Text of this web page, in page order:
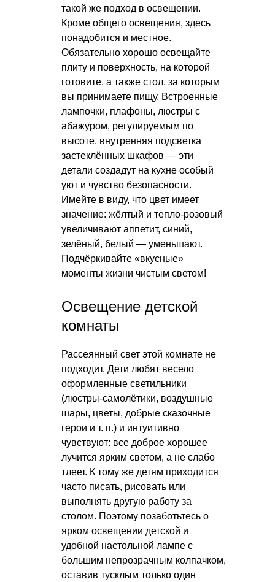
такой же подход в освещении.
Кроме общего освещения, здесь
понадобится и местное.
Обязательно хорошо освещайте
плиту и поверхность, на которой
готовите, а также стол, за которым
вы принимаете пищу. Встроенные
лампочки, плафоны, люстры с
абажуром, регулируемым по
высоте, внутренняя подсветка
застеклённых шкафов — эти
детали создадут на кухне особый
уют и чувство безопасности.
Имейте в виду, что цвет имеет
значение: жёлтый и тепло-розовый
увеличивают аппетит, синий,
зелёный, белый — уменьшают.
Подчёркивайте «вкусные»
моменты жизни чистым светом!
Освещение детской
комнаты
Рассеянный свет этой комнате не
подходит. Дети любят весело
оформленные светильники
(люстры-самолётики, воздушные
шары, цветы, добрые сказочные
герои и т. п.) и интуитивно
чувствуют: все доброе хорошее
лучится ярким светом, а не слабо
тлеет. К тому же детям приходится
часто писать, рисовать или
выполнять другую работу за
столом. Поэтому позаботьтесь о
ярком освещении детской и
удобной настольной лампе с
большим непрозрачным колпачком,
оставив тусклым только один